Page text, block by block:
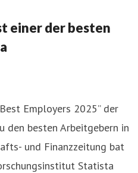
einer der besten
Employers 2025” der
den besten Arbeitgebern in
und Finanzzeitung bat
Statista